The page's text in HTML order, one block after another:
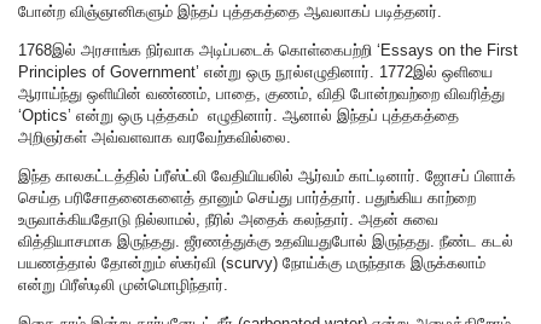
போன்ற விஞ்ஞானிகளும் இந்தப் புத்தகத்தை ஆவலாகப் படித்தனர்.
1768இல் அரசாங்க நிர்வாக அடிப்படைக் கொள்கைபற்றி ‘Essays on the First
Principles of Government’ என்று ஒரு நூல்எழுதினார். 1772இல் ஒளியை
ஆராய்ந்து ஒளியின் வண்ணம், பாதை, குணம், விதி போன்றவற்றை விவரித்து
‘Optics’ என்று ஒரு புத்தகம் எழுதினார். ஆனால் இந்தப் புத்தகத்தை
அறிஞர்கள் அவ்வளவாக வரவேற்கவில்லை.
இந்த காலகட்டத்தில் ப்ரீஸ்ட்லி வேதியியலில் ஆர்வம் காட்டினார். ஜோசப் பிளாக்
செய்த பரிசோதனைகளைத் தானும் செய்து பார்த்தார். பதுங்கிய காற்றை
உருவாக்கியதோடு நில்லாமல், நீரில் அதைக் கலந்தார். அதன் சுவை
வித்தியாசமாக இருந்தது. ஜீரணத்துக்கு உதவியதுபோல் இருந்தது. நீண்ட கடல்
பயணத்தால் தோன்றும் ஸ்கர்வி (scurvy) நோய்க்கு மருந்தாக இருக்கலாம்
என்று பிரீஸ்டிலி முன்மொழிந்தார்.